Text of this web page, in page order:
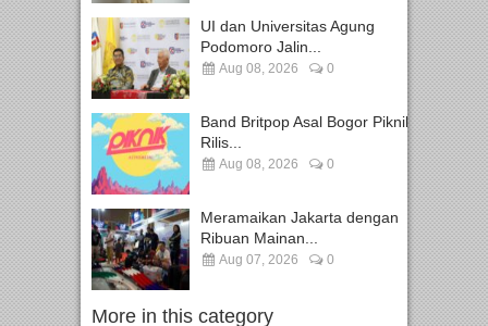
UI dan Universitas Agung
Podomoro Jalin...
Aug 08, 2026 0
Band Britpop Asal Bogor Piknik
Rilis...
Aug 08, 2026 0
Meramaikan Jakarta dengan
Ribuan Mainan...
Aug 07, 2026 0
More in this category